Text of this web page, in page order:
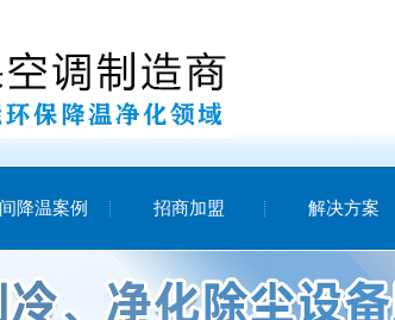
降温案例 招商加盟 解决方案